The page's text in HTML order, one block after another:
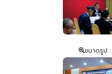
ขนาดรูป :